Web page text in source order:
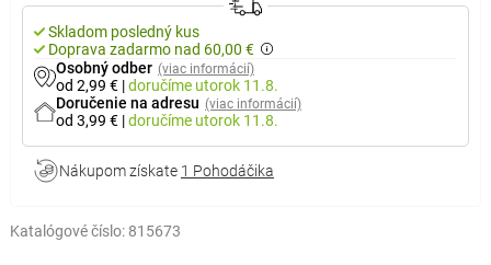
Skladom posledný kus
Doprava zadarmo nad 60,00 €
Osobný odber (viac informácií)
od 2,99 € |doručíme utorok 11.8.
Doručenie na adresu (viac informácií)
od 3,99 € |doručíme utorok 11.8.
Nákupom získate 1 Pohodáčika
Katalógové číslo: 815673